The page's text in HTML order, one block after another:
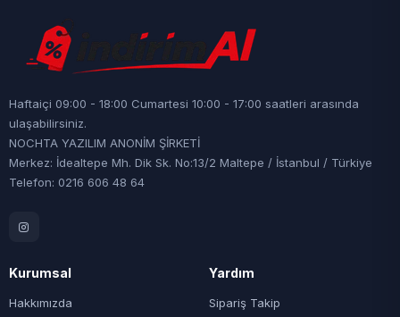
Haftaiçi 09:00 - 18:00 Cumartesi 10:00 - 17:00 saatleri arasında
ulaşabilirsiniz.
NOCHTA YAZILIM ANONİM ŞİRKETİ
Merkez: İdealtepe Mh. Dik Sk. No:13/2 Maltepe / İstanbul / Türkiye
Telefon: 0216 606 48 64
Kurumsal
Hakkımızda
Yardım
Sipariş Takip